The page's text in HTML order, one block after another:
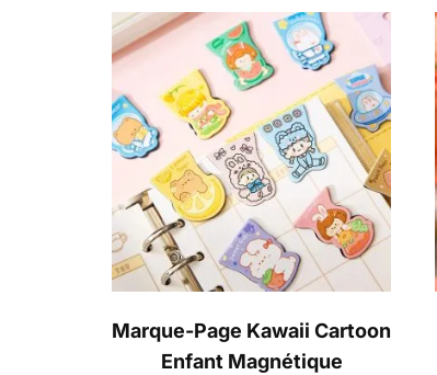
Marque-Page Kawaii Cartoon
Enfant Magnétique